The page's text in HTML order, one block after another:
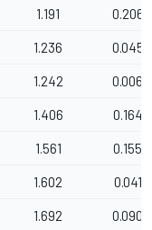
1.191 0.206
1.236 0.045
1.242 0.006
1.406 0.164
1.561 0.155
1.602 0.041
1.692 0.090